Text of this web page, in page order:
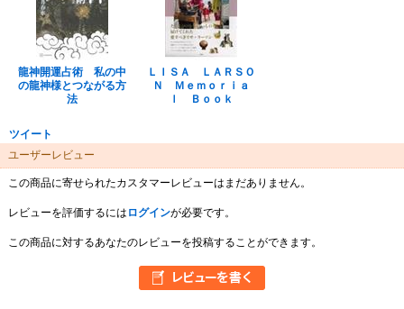
龍神開運占術 私の中
の龍神様とつながる方
法
ＬＩＳＡ ＬＡＲＳＯ
Ｎ Ｍｅｍｏｒｉａ
ｌ Ｂｏｏｋ
ツイート
ユーザーレビュー
この商品に寄せられたカスタマーレビューはまだありません。
レビューを評価するには ログインが必要です。
この商品に対するあなたのレビューを投稿することができます。